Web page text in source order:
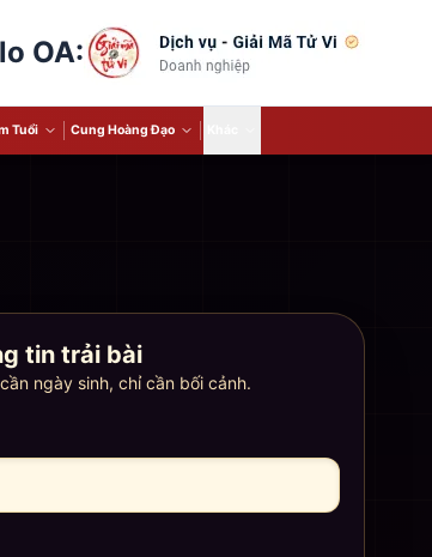
OA:
Tuổi Cung Hoàng Đạo
tin trải bài
ngày sinh, chỉ cần bối cảnh.